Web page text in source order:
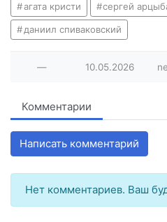
агата кристи сергей
даниил спиваковский
— 10.05.2026
Комментарии
Написать комментарий
Нет комментариев. Ваш